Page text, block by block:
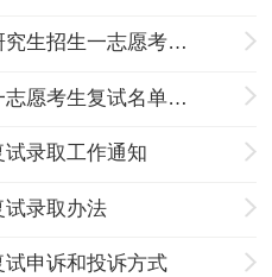
2019年河北工业大学硕士研究生招生一志愿考生复试名单公示
2018年河北工业大学考研一志愿考生复试名单公示
录取工作通知
试录取办法
申诉和投诉方式